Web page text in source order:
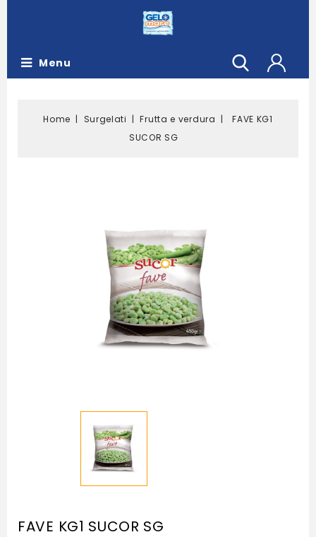
Menu
Home Surgelati Frutta e verdura
FAVE KG1
SUCOR SG
FAVE KG1 SUCOR SG